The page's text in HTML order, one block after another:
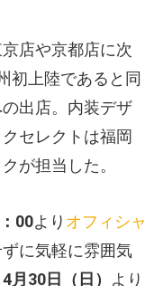
店や京都店に次
初上陸であると同
出店。内装デザ
セレクトは福岡
が担当した。
00より オフィシャ
に気軽に雰囲気
4月30日（日） より